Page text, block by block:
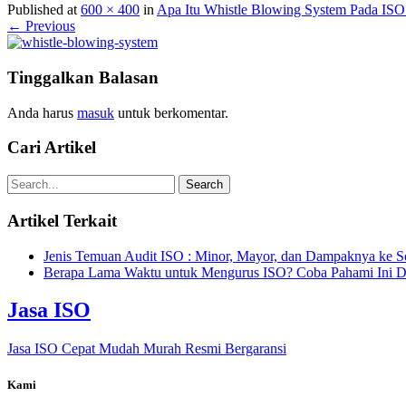
Published at 600 × 400 in Apa Itu Whistle Blowing System Pada
← Previous
Tinggalkan Balasan
Anda harus masuk untuk berkomentar.
Cari Artikel
Artikel Terkait
Jenis Temuan Audit ISO : Minor, Mayor, dan Dampaknya ke
Berapa Lama Waktu untuk Mengurus ISO? Coba Pahami Ini
Jasa ISO
Jasa ISO Cepat Mudah Murah Resmi Bergaransi
Kami